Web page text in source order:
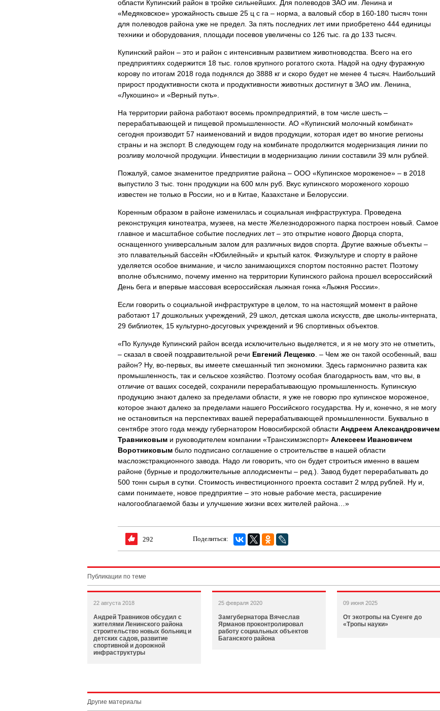
области Купинский район в тройке сильнейших. Для полеводов ЗАО им. Ленина и
«Медяковское» урожайность свыше 25 ц с га – норма, а валовый сбор в 160-180 тысяч тонн
для полеводов района уже не предел. За пять последних лет ими приобретено 444 единицы
техники и оборудования, площади посевов увеличены со 126 тыс. га до 133 тысяч.
Купинский район – это и район с интенсивным развитием животноводства. Всего на его
предприятиях содержится 18 тыс. голов крупного рогатого скота. Надой на одну фуражную
корову по итогам 2018 года поднялся до 3888 кг и скоро будет не менее 4 тысяч. Наибольший
прирост продуктивности скота и продуктивности животных достигнут в ЗАО им. Ленина,
«Лукошино» и «Верный путь».
На территории района работают восемь промпредприятий, в том числе шесть –
перерабатывающей и пищевой промышленности. АО «Купинский молочный комбинат»
сегодня производит 57 наименований и видов продукции, которая идет во многие регионы
страны и на экспорт. В следующем году на комбинате продолжится модернизация линии по
розливу молочной продукции. Инвестиции в модернизацию линии составили 39 млн рублей.
Пожалуй, самое знаменитое предприятие района – ООО «Купинское мороженое» – в 2018
выпустило 3 тыс. тонн продукции на 600 млн руб. Вкус купинского мороженого хорошо
известен не только в России, но и в Китае, Казахстане и Белоруссии.
Коренным образом в районе изменилась и социальная инфраструктура. Проведена
реконструкция кинотеатра, музеев, на месте Железнодорожного парка построен новый. Самое
главное и масштабное событие последних лет – это открытие нового Дворца спорта,
оснащенного универсальным залом для различных видов спорта. Другие важные объекты –
это плавательный бассейн «Юбилейный» и крытый каток. Физкультуре и спорту в районе
уделяется особое внимание, и число занимающихся спортом постоянно растет. Поэтому
вполне объяснимо, почему именно на территории Купинского района прошел всероссийский
День бега и впервые массовая всероссийская лыжная гонка «Лыжня России».
Если говорить о социальной инфраструктуре в целом, то на настоящий момент в районе
работают 17 дошкольных учреждений, 29 школ, детская школа искусств, две школы-интерната,
29 библиотек, 15 культурно-досуговых учреждений и 96 спортивных объектов.
«По Кулунде Купинский район всегда исключительно выделяется, и я не могу это не отметить,
– сказал в своей поздравительной речи Евгений Лещенко . – Чем же он такой особенный, ваш
район? Ну, во-первых, вы имеете смешанный тип экономики. Здесь гармонично развита как
промышленность, так и сельское хозяйство. Поэтому особая благодарность вам, что вы, в
отличие от ваших соседей, сохранили перерабатывающую промышленность. Купинскую
продукцию знают далеко за пределами области, я уже не говорю про купинское мороженое,
которое знают далеко за пределами нашего Российского государства. Ну и, конечно, я не могу
не остановиться на перспективах вашей перерабатывающей промышленности. Буквально в
сентябре этого года между губернатором Новосибирской области Андреем Александровичем
Травниковым и руководителем компании «Трансхимэкспорт» Алексеем Ивановичем
Воротниковым было подписано соглашение о строительстве в нашей области
маслоэкстракционного завода. Надо ли говорить, что он будет строиться именно в вашем
районе (бурные и продолжительные аплодисменты – ред.). Завод будет перерабатывать до
500 тонн сырья в сутки. Стоимость инвестиционного проекта составит 2 млрд рублей. Ну и,
сами понимаете, новое предприятие – это новые рабочие места, расширение
налогооблагаемой базы и улучшение жизни всех жителей района…»
292 Поделиться:
Публикации по теме
22 августа 2018
Андрей Травников обсудил с
жителями Ленинского района
строительство новых больниц и
детских садов, развитие
спортивной и дорожной
инфраструктуры
25 февраля 2020
Замгубернатора Вячеслав
Ярманов проконтролировал
работу социальных объектов
Баганского района
09 июня 2025
От экотропы на Суенге до
«Тропы науки»
Другие материалы